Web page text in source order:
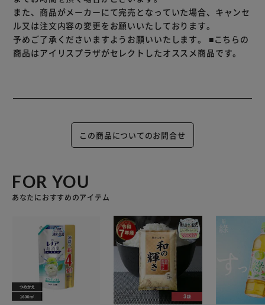
また、商品がメーカーにて完売となっていた場合、キャンセ
ル又は注文内容の変更をお願いいたしております。
予めご了承くださいますようお願いいたします。 ■こちらの
商品はアイリスプラザがセレクトしたオススメ商品です。
この商品についてのお問合せ
FOR YOU
あなたにおすすめのアイテム